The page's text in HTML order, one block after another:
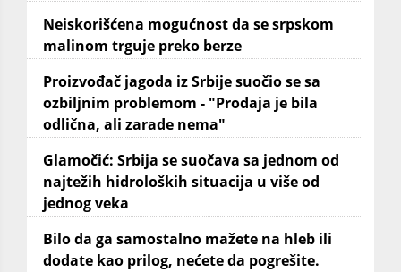
Neiskorišćena mogućnost da se srpskom
malinom trguje preko berze
Proizvođač jagoda iz Srbije suočio se sa
ozbiljnim problemom - "Prodaja je bila
odlična, ali zarade nema"
Glamočić: Srbija se suočava sa jednom od
najtežih hidroloških situacija u više od
jednog veka
Bilo da ga samostalno mažete na hleb ili
dodate kao prilog, nećete da pogrešite.